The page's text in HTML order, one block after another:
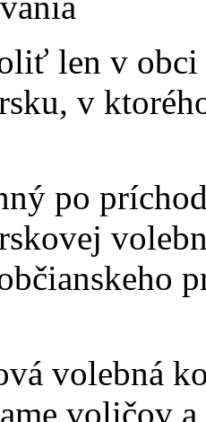
len v
v
po
volebná
voličov